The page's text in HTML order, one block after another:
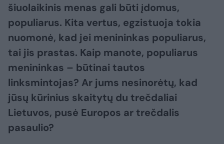
šiuolaikinis menas gali būti įdomus,
populiarus. Kita vertus, egzistuoja tokia
nuomonė, kad jei menininkas populiarus,
tai jis prastas. Kaip manote, populiarus
menininkas – būtinai tautos
linksmintojas? Ar jums nesinorėtų, kad
jūsų kūrinius skaitytų du trečdaliai
Lietuvos, pusė Europos ar trečdalis
pasaulio?